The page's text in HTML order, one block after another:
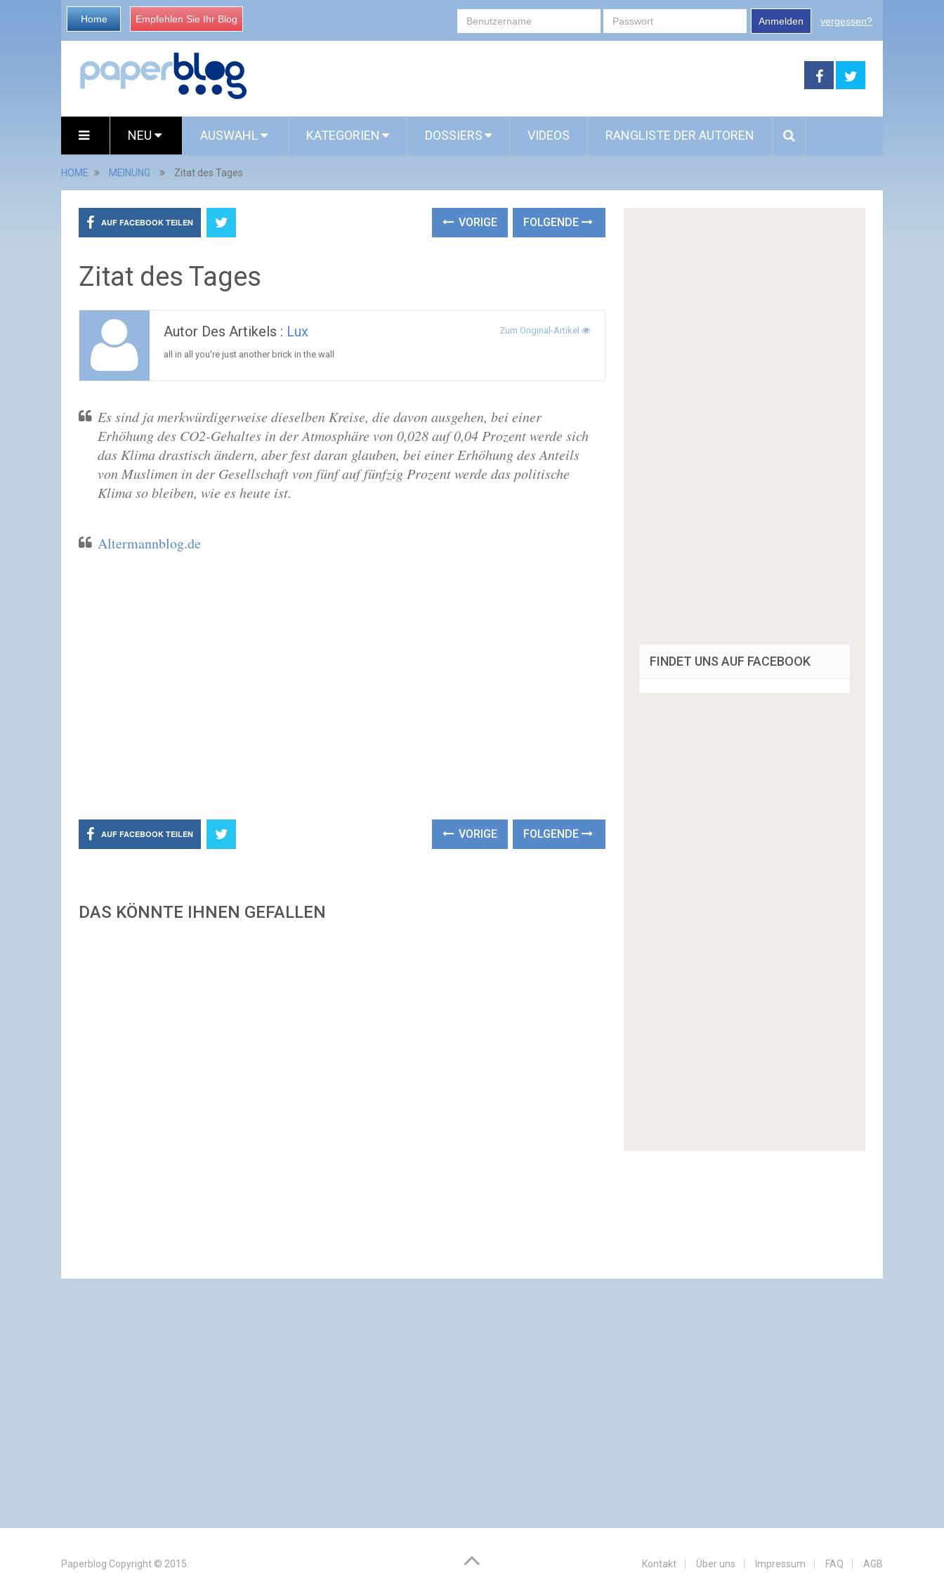
Home Empfehlen Sie Ihr Blog Anmelden vergessen?
NEU AUSWAHL KATEGORIEN DOSSIERS VIDEOS RANGLISTE DER AUTOREN
HOME MEINUNG Zitat des Tages
AUF FACEBOOK TEILEN VORIGE FOLGENDE
Zitat des Tages
Autor Des Artikels : Lux Zum Original-Artikel
all in all you're just another brick in the wall
Es sind ja merkwürdigerweise dieselben Kreise, die davon ausgehen, bei einer
Erhöhung des CO2-Gehaltes in der Atmosphäre von 0,028 auf 0,04 Prozent werde sich
das Klima drastisch ändern, aber fest daran glauben, bei einer Erhöhung des Anteils
von Muslimen in der Gesellschaft von fünf auf fünfzig Prozent werde das politische
Klima so bleiben, wie es heute ist.
Altermannblog.de
AUF FACEBOOK TEILEN VORIGE FOLGENDE
DAS KÖNNTE IHNEN GEFALLEN
FINDET UNS AUF FACEBOOK
Paperblog Copyright © 2015. Kontakt Über uns Impressum FAQ AGB